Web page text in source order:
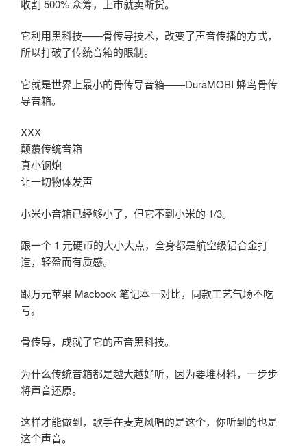
收割 500% 众筹，上市就卖断货。
它利用黑科技——骨传导技术，改变了声音传播的方式，
所以打破了传统音箱的限制。
它就是世界上最小的骨传导音箱——DuraMOBI 蜂鸟骨传
导音箱。
XXX
颠覆传统音箱
真小钢炮
让一切物体发声
小米小音箱已经够小了，但它不到小米的 1/3。
跟一个 1 元硬币的大小大点，全身都是航空级铝合金打
造，轻盈而有质感。
跟万元苹果 Macbook 笔记本一对比，同款工艺气场不吃
亏。
骨传导，成就了它的声音黑科技。
为什么传统音箱都是越大越好听，因为要堆材料，一步步
将声音还原。
这样才能做到，歌手在麦克风唱的是这个，你听到的也是
这个声音。